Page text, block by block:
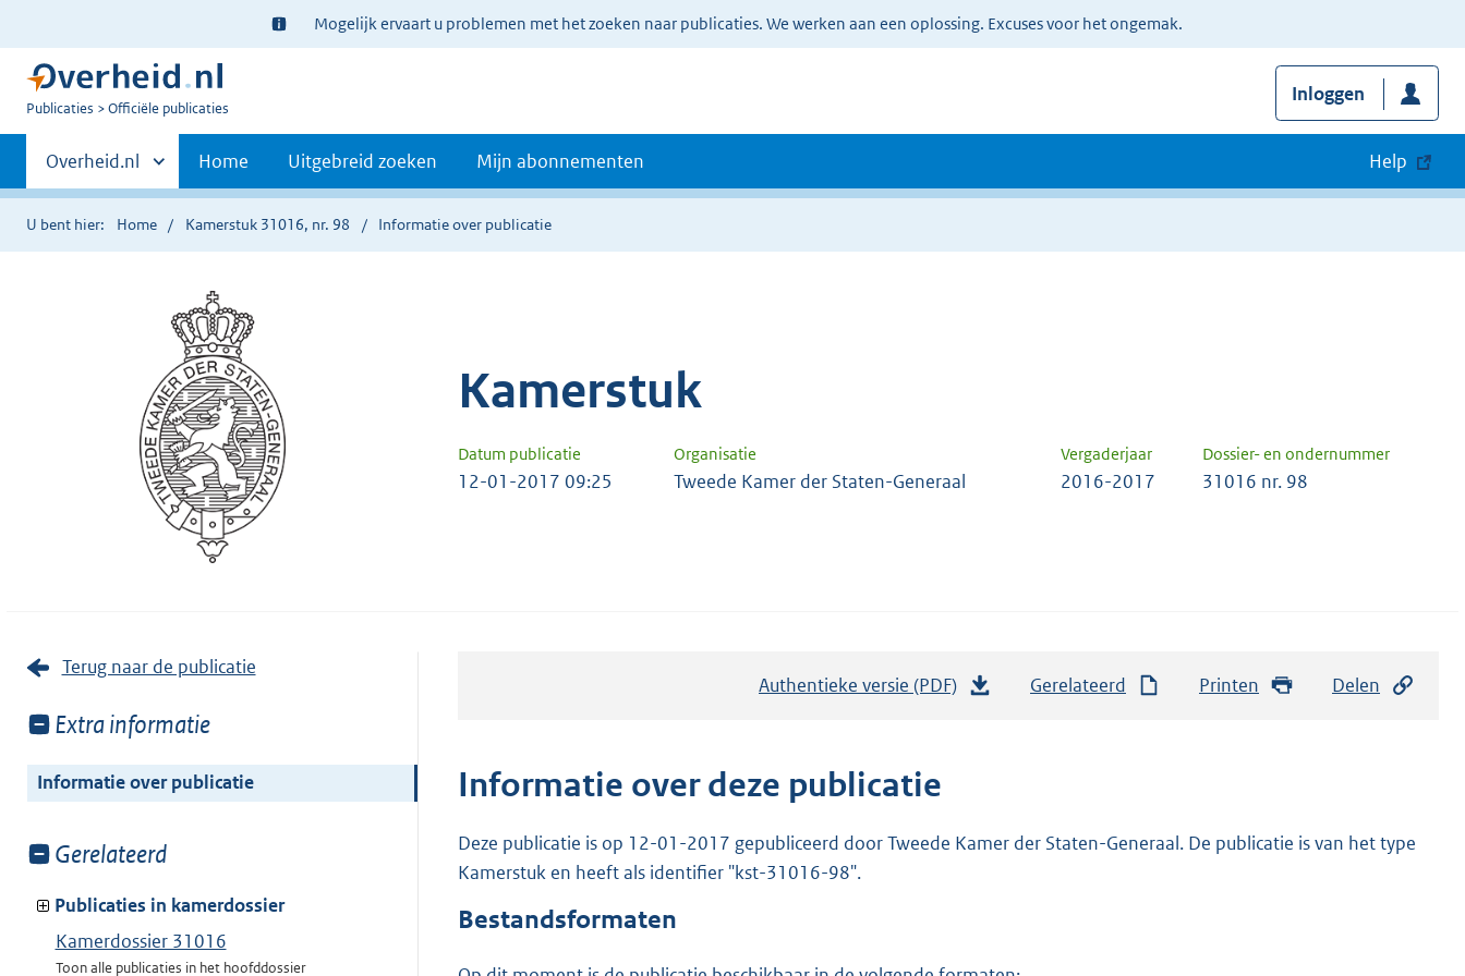
Ter
informatie:
Mogelijk ervaart u problemen met het zoeken naar publicaties. We werken aan een oplossing. Excuses voor het ongemak.
U
Publicaties Officiële publicaties
Inloggen
Primaire
navigatie
Andere
sites
binnen
Overheid.nl Home Uitgebreid zoeken Mijn abonnementen Help
U bent hier: Home Kamerstuk 31016, nr. 98 Informatie over publicatie
Kamerstuk
Datum publicatie Organisatie Vergaderjaar Dossier- en ondernummer
12-01-2017 09:25 Tweede Kamer der Staten-Generaal 2016-2017 31016 nr. 98
Terug naar de publicatie
Toon
van:
Extra informatie
Informatie over publicatie
Toon
van:
Gerelateerd
Publicaties in kamerdossier
Kamerdossier 31016
Toon alle publicaties in het hoofddossier
Authentieke versie (PDF)
n
Gerelateerd Printen Delen
Informatie over deze publicatie
Deze publicatie is op 12-01-2017 gepubliceerd door Tweede Kamer der Staten-Generaal. De publicatie is van het type
Kamerstuk en heeft als identifier "kst-31016-98".
Bestandsformaten